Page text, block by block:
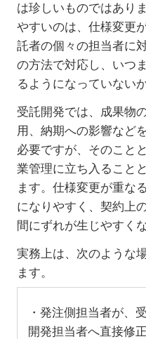
は珍しいものではあり
やすいのは、仕様変更
託者の個々の担当者に
の方法で対応し、いつ
るようになっていない
受託開発では、成果物
用、納期への影響など
必要ですが、そのこと
業管理に立ち入ること
ます。仕様変更が重な
になりやすく、契約上
間にずれが生じやすく
実務上は、次のような
ます。
・発注側担当者が、
開発担当者へ直接修